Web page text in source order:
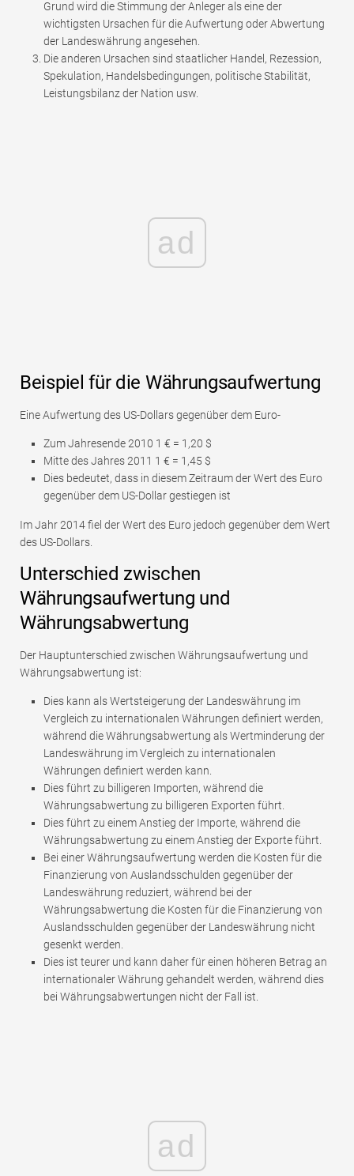
Grund wird die Stimmung der Anleger als eine der
wichtigsten Ursachen für die Aufwertung oder Abwertung
der Landeswährung angesehen.
Die anderen Ursachen sind staatlicher Handel, Rezession,
Spekulation, Handelsbedingungen, politische Stabilität,
Leistungsbilanz der Nation usw.
ad
Beispiel für die Währungsaufwertung
Eine Aufwertung des US-Dollars gegenüber dem Euro-
Zum Jahresende 2010 1 € = 1,20 $
Mitte des Jahres 2011 1 € = 1,45 $
Dies bedeutet, dass in diesem Zeitraum der Wert des Euro
gegenüber dem US-Dollar gestiegen ist
Im Jahr 2014 fiel der Wert des Euro jedoch gegenüber dem Wert
des US-Dollars.
Unterschied zwischen
Währungsaufwertung und
Währungsabwertung
Der Hauptunterschied zwischen Währungsaufwertung und
Währungsabwertung ist:
Dies kann als Wertsteigerung der Landeswährung im
Vergleich zu internationalen Währungen definiert werden,
während die Währungsabwertung als Wertminderung der
Landeswährung im Vergleich zu internationalen
Währungen definiert werden kann.
Dies führt zu billigeren Importen, während die
Währungsabwertung zu billigeren Exporten führt.
Dies führt zu einem Anstieg der Importe, während die
Währungsabwertung zu einem Anstieg der Exporte führt.
Bei einer Währungsaufwertung werden die Kosten für die
Finanzierung von Auslandsschulden gegenüber der
Landeswährung reduziert, während bei der
Währungsabwertung die Kosten für die Finanzierung von
Auslandsschulden gegenüber der Landeswährung nicht
gesenkt werden.
Dies ist teurer und kann daher für einen höheren Betrag an
internationaler Währung gehandelt werden, während dies
bei Währungsabwertungen nicht der Fall ist.
ad